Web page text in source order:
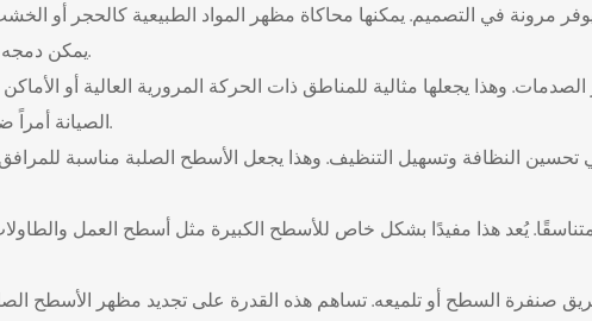
مرونة في التصميم. يمكنها محاكاة مظهر المواد الطبيعية كالحجر أو
يمكن دمجه بسلاسة في مختلف المساحات.
وهذا يجعلها مثالية للمناطق ذات الحركة المرورية العالية أو
الصيانة أمراً ضرورياً، مثل المطابخ والحمامات.
تحسين النظافة وتسهيل التنظيف. وهذا يجعل الأسطح الصلبة مناسبة
يُعد هذا مفيدًا بشكل خاص للأسطح الكبيرة مثل أسطح العمل
صنفرة السطح أو تلميعه. تساهم هذه القدرة على تجديد مظهر الأسطح